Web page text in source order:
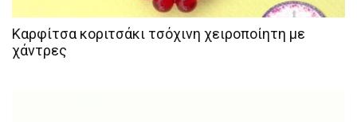
Καρφίτσα κοριτσάκι τσόχινη χειροποίητη με
χάντρες